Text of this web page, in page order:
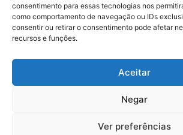
consentimento para essas tecnologias nos
como comportamento de navegação ou IDs
consentir ou retirar o consentimento pode afetar
recursos e funções.
Aceitar
Negar
Ver preferências
Clube dos Caiçaras - Copyright © 2024
Termos de Uso